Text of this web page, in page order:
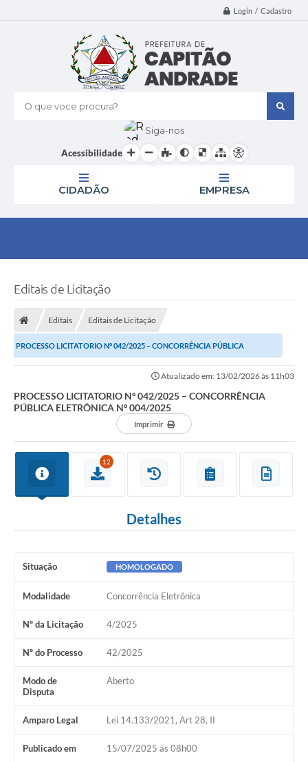
Login / Cadastro
O que voce procura?
Siga-nos
Acessibilidade
CIDADÃO EMPRESA
Editais de Licitação
Editais Editais de Licitação
PROCESSO LICITATORIO Nº 042/2025 – CONCORRÊNCIA PÚBLICA
Atualizado em: 13/02/2026 às 11h03
PROCESSO LICITATORIO Nº 042/2025 – CONCORRÊNCIA
PÚBLICA ELETRÔNICA Nº 004/2025
Imprimir
12
Detalhes
Situação HOMOLOGADO
Modalidade Concorrência Eletrônica
Nº da Licitação 4/2025
Nº do Processo 42/2025
Modo de
Disputa
Aberto
Amparo Legal Lei 14.133/2021, Art 28, II
Publicado em 15/07/2025 às 08h00